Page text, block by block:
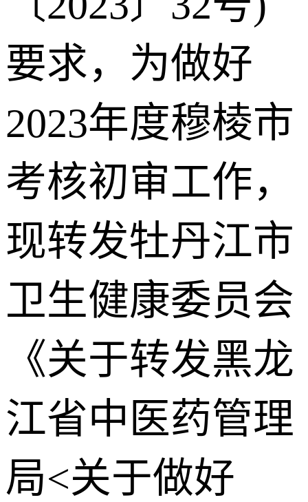
要求，为做好
2023年度穆棱市
考核初审工作，
现转发牡丹江市
卫生健康委员会
《关于转发黑龙
江省中医药管理
局<关于做好